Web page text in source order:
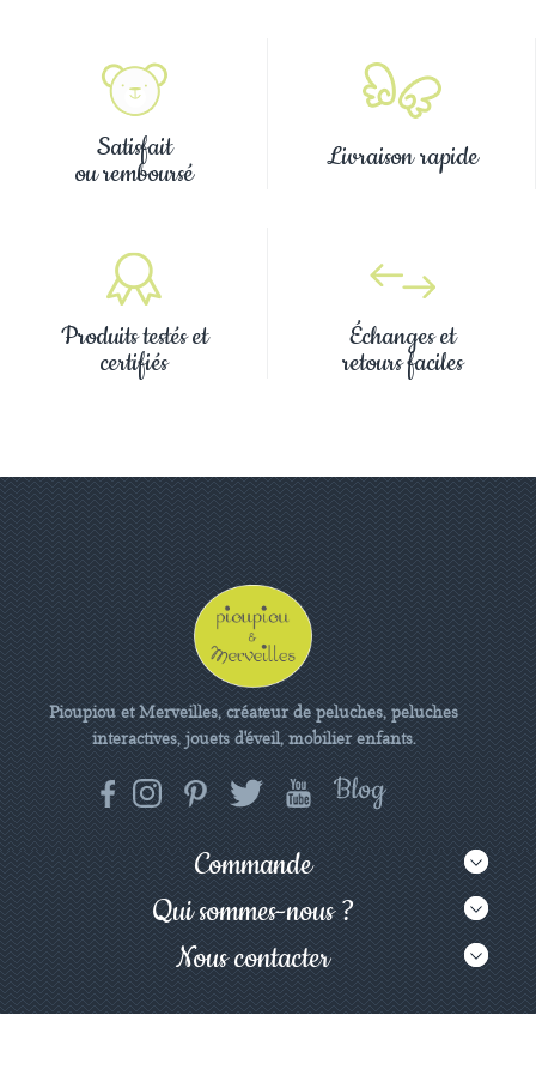
Satisfait
ou remboursé Livraison rapide
Produits testés et
certifiés
Échanges et
retours faciles
Pioupiou et Merveilles, créateur de peluches, peluches
interactives, jouets d'éveil, mobilier enfants.
Commande
Qui sommes-nous ?
Nous contacter